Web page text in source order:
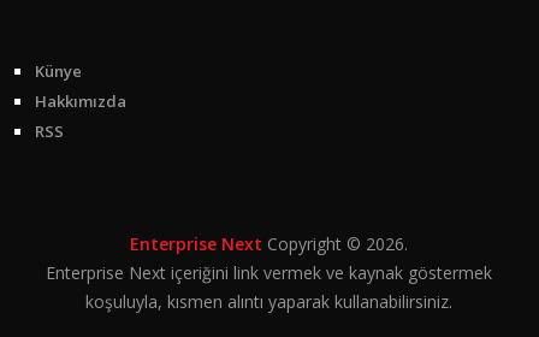
Künye
Hakkımızda
RSS
Enterprise Next Copyright © 2026.
Enterprise Next içeriğini link vermek ve kaynak göstermek
koşuluyla, kısmen alıntı yaparak kullanabilirsiniz.